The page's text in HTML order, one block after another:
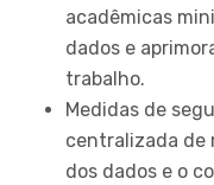
acadêmicas
dados e
trabalho.
Medidas de
centralizada de
dos dados e o